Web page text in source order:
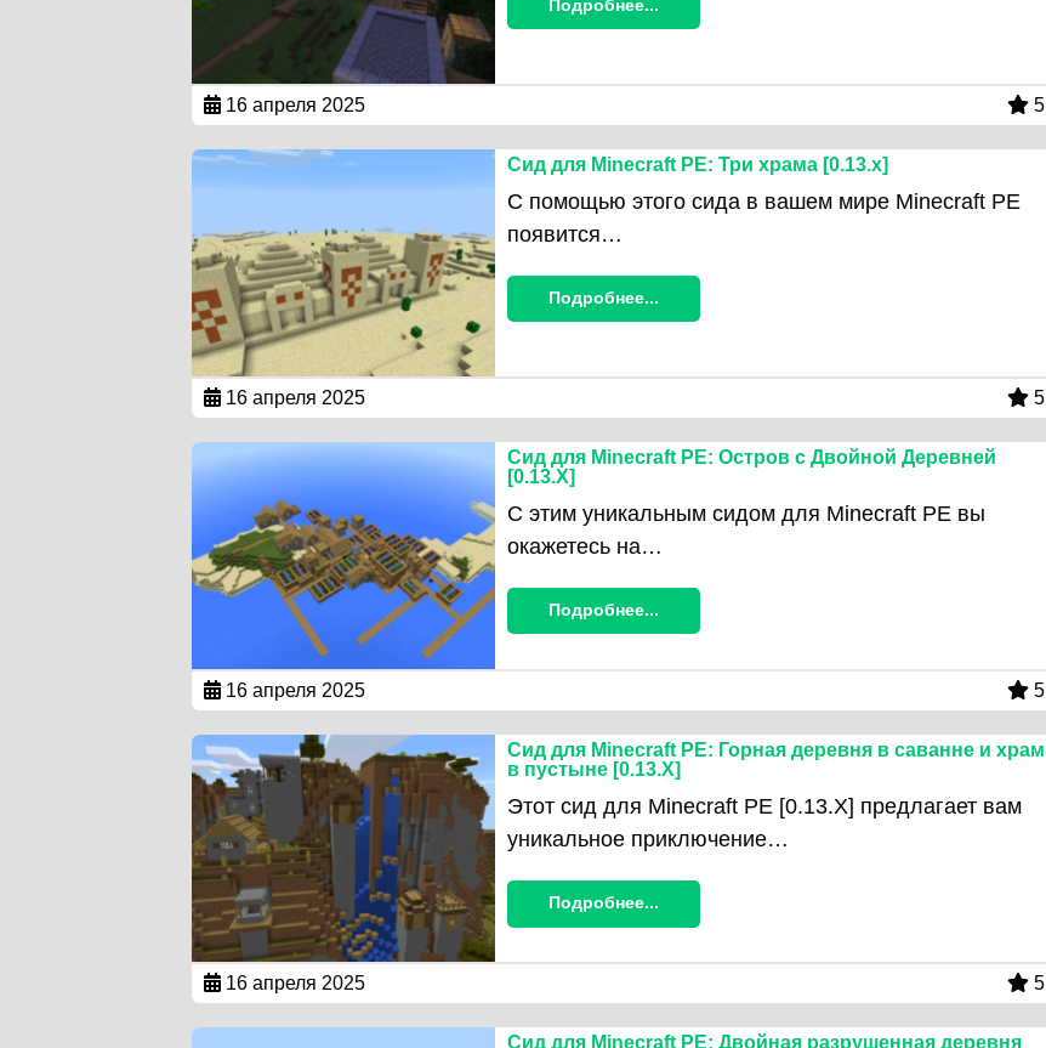
Подробнее...
16 апреля 2025 5
Сид для Minecraft PE: Три храма [0.13.x]
С помощью этого сида в вашем мире Minecraft PE
появится…
Подробнее...
16 апреля 2025 5
Сид для Minecraft PE: Остров с Двойной Деревней
[0.13.X]
С этим уникальным сидом для Minecraft PE вы
окажетесь на…
Подробнее...
16 апреля 2025 5
Сид для Minecraft PE: Горная деревня в саванне и храм
в пустыне [0.13.X]
Этот сид для Minecraft PE [0.13.X] предлагает вам
уникальное приключение…
Подробнее...
16 апреля 2025 5
Сид для Minecraft PE: Двойная разрушенная деревня